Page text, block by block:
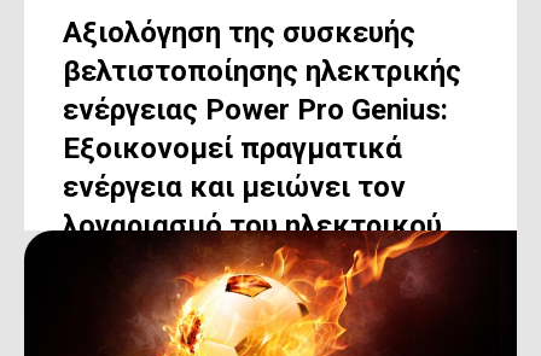
Αξιολόγηση της συσκευής
βελτιστοποίησης ηλεκτρικής
ενέργειας Power Pro Genius:
Εξοικονομεί πραγματικά
ενέργεια και μειώνει τον
λογαριασμό του ηλεκτρικού
ρεύματος ή πρόκειται για
απάτη;
ΔΙΑΒΆΣΤΕ ΠΕΡΙΣΣΌΤΕΡΑ